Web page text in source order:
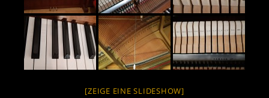
[ZEIGE EINE SLIDESHOW]